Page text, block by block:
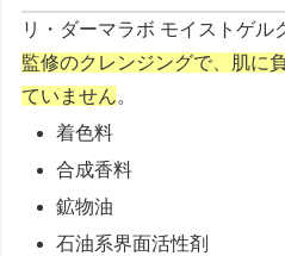
リ・ダーマラボ モイストゲル
監修のクレンジングで、肌に
ていません。
着色料
合成香料
鉱物油
石油系界面活性剤